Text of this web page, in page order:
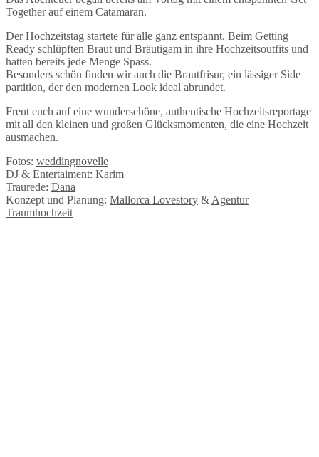
Together auf einem Catamaran.
Der Hochzeitstag startete für alle ganz entspannt. Beim Getting
Ready schlüpften Braut und Bräutigam in ihre Hochzeitsoutfits und
hatten bereits jede Menge Spass.
Besonders schön finden wir auch die Brautfrisur, ein lässiger Side
partition, der den modernen Look ideal abrundet.
Freut euch auf eine wunderschöne, authentische Hochzeitsreportage
mit all den kleinen und großen Glücksmomenten, die eine Hochzeit
ausmachen.
Fotos: weddingnovelle
DJ & Entertaiment: Karim
Traurede: Dana
Konzept und Planung: Mallorca Lovestory & Agentur
Traumhochzeit